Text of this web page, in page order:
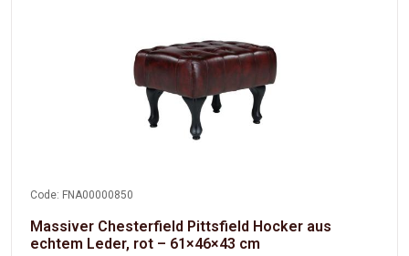
Code: FNA00000850
Massiver Chesterfield Pittsfield Hocker aus
echtem Leder, rot – 61×46×43 cm